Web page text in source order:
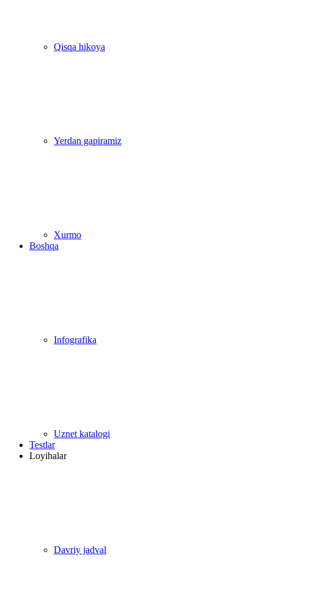
Qisqa hikoya
Yerdan gapiramiz
Xurmo
Boshqa
Infografika
Uznet katalogi
Testlar
Loyihalar
Davriy jadval